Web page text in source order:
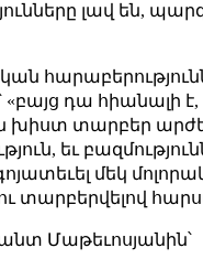
լավ են, պարզ
դա հիանալի է,
տարբեր
եւ
մեկ
ու տարբերվելով
Մաթեւոսյանին՝